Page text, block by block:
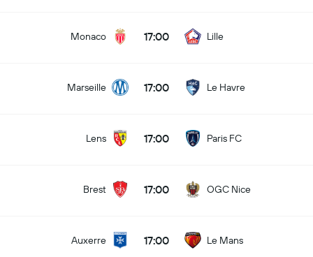
Monaco 17:00 Lille
Marseille 17:00 Le Havre
Lens 17:00 Paris FC
Brest 17:00 OGC Nice
Auxerre 17:00 Le Mans